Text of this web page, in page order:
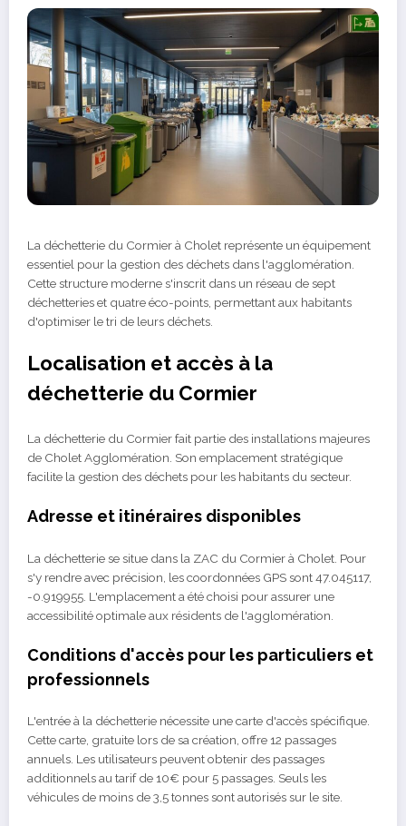
La déchetterie du Cormier à Cholet représente un équipement
essentiel pour la gestion des déchets dans l'agglomération.
Cette structure moderne s'inscrit dans un réseau de sept
déchetteries et quatre éco-points, permettant aux habitants
d'optimiser le tri de leurs déchets.
Localisation et accès à la
déchetterie du Cormier
La déchetterie du Cormier fait partie des installations majeures
de Cholet Agglomération. Son emplacement stratégique
facilite la gestion des déchets pour les habitants du secteur.
Adresse et itinéraires disponibles
La déchetterie se situe dans la ZAC du Cormier à Cholet. Pour
s'y rendre avec précision, les coordonnées GPS sont 47.045117,
-0.919955. L'emplacement a été choisi pour assurer une
accessibilité optimale aux résidents de l'agglomération.
Conditions d'accès pour les particuliers et
professionnels
L'entrée à la déchetterie nécessite une carte d'accès spécifique.
Cette carte, gratuite lors de sa création, offre 12 passages
annuels. Les utilisateurs peuvent obtenir des passages
additionnels au tarif de 10€ pour 5 passages. Seuls les
véhicules de moins de 3,5 tonnes sont autorisés sur le site.